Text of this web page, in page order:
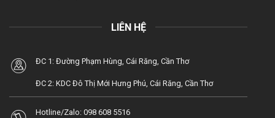
LIÊN HỆ
ĐC 1: Đường Phạm Hùng, Cái Răng, Cần Thơ
ĐC 2: KDC Đô Thị Mới Hưng Phú, Cái Răng, Cần Thơ
Hotline/Zalo: 098 608 5516